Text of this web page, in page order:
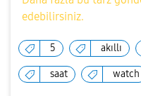
edebilirsiniz.
5 akıllı
saat watch